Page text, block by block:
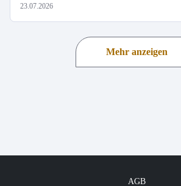
23.07.2026
Mehr anzeigen
AGB